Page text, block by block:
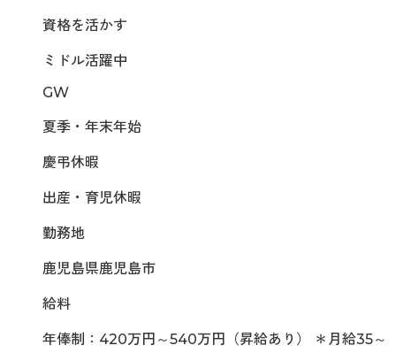
資格を活かす
ミドル活躍中
GW
夏季・年末年始
慶弔休暇
出産・育児休暇
勤務地
鹿児島県鹿児島市
給料
年俸制：420万円～540万円（昇給あり） ＊月給35～